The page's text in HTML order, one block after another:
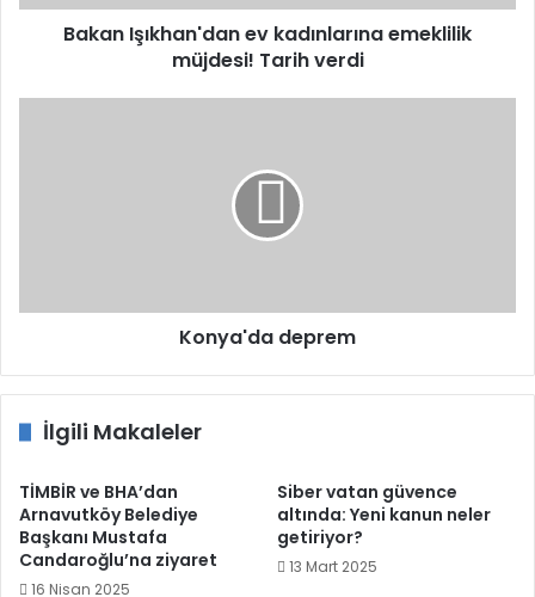
Bakan Işıkhan'dan ev kadınlarına emeklilik
müjdesi! Tarih verdi
Konya'da deprem
İlgili Makaleler
TİMBİR ve BHA’dan
Arnavutköy Belediye
Başkanı Mustafa
Candaroğlu’na ziyaret
16 Nisan 2025
Siber vatan güvence
altında: Yeni kanun neler
getiriyor?
13 Mart 2025